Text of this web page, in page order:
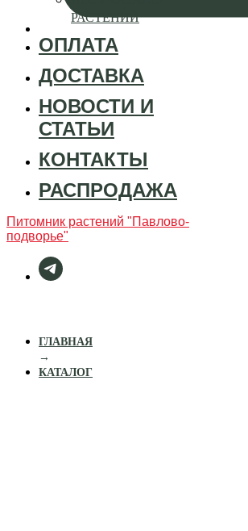
РАСТЕНИЙ
ОПЛАТА
ДОСТАВКА
НОВОСТИ И
СТАТЬИ
КОНТАКТЫ
РАСПРОДАЖА
Питомник растений "Павлово-
подворье"
ГЛАВНАЯ
→
КАТАЛОГ